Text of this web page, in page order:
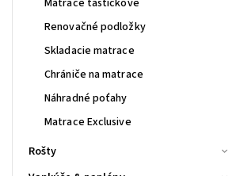
Renovačné podložky
Skladacie matrace
Chrániče na matrace
Náhradné poťahy
Matrace Exclusive
Rošty